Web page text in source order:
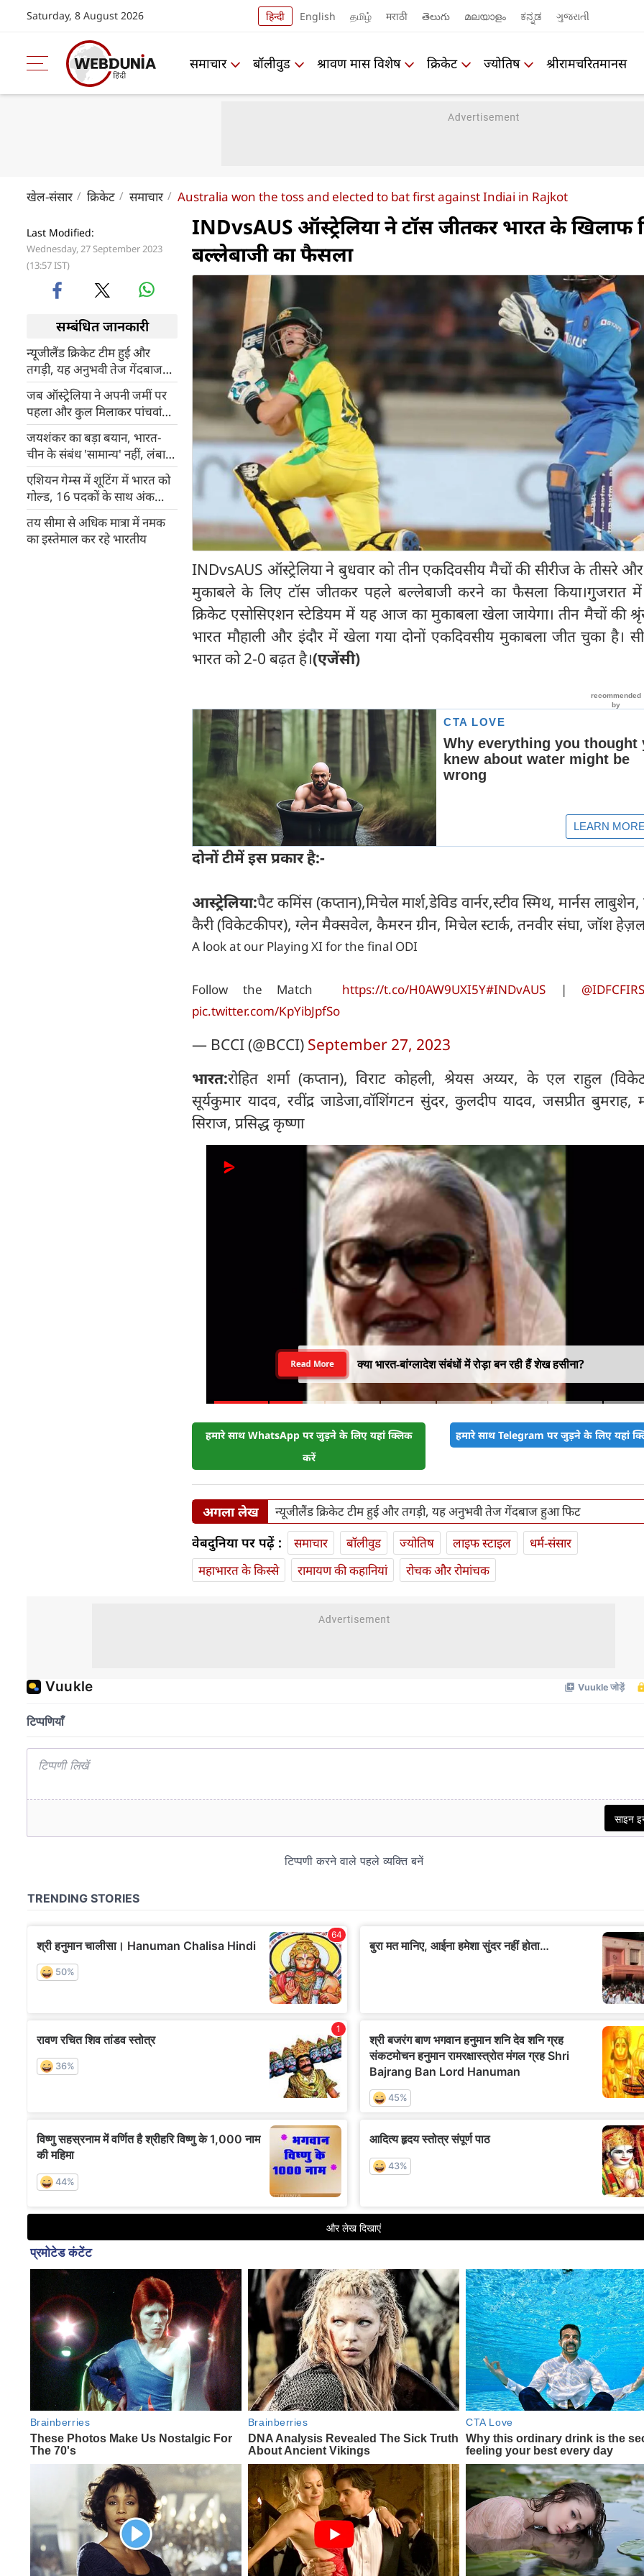
Saturday, 8 August 2026 हिन्दी English தமிழ் मराठी తెలుగు മലയാളം ಕನ್ನಡ ગુજરાતી
समाचार बॉलीवुड श्रावण मास विशेष क्रिकेट ज्योतिष श्रीरामचरितमानस
खेल-संसार क्रिकेट समाचार Australia won the toss and elected to bat first against Indiai in Rajkot
Last Modified:
Wednesday, 27 September 2023
(13:57 IST)
सम्बंधित जानकारी
न्यूजीलैंड क्रिकेट टीम हुई और
तगड़ी, यह अनुभवी तेज गेंदबाज
हुआ फिट
जब ऑस्ट्रेलिया ने अपनी जमीं पर
पहला और कुल मिलाकर पांचवां
विश्व कप जीता, माइकल क्लार्क थे
कप्तान
जयशंकर का बड़ा बयान, भारत-
चीन के संबंध 'सामान्य' नहीं, लंबा
खिंचेगा विवाद
एशियन गेम्स में शूटिंग में भारत को
गोल्ड, 16 पदकों के साथ अंक
तालिका में छठे नंबर पर
तय सीमा से अधिक मात्रा में नमक
का इस्तेमाल कर रहे भारतीय
INDvsAUS ऑस्ट्रेलिया ने टॉस जीतकर भारत के खिलाफ
बल्लेबाजी का फैसला
INDvsAUS ऑस्ट्रेलिया ने बुधवार को तीन एकदिवसीय मैचों की सीरीज के तीसरे
मुकाबले के लिए टॉस जीतकर पहले बल्लेबाजी करने का फैसला किया।गुजरात में
क्रिकेट एसोसिएशन स्टेडियम में यह आज का मुकाबला खेला जायेगा। तीन मैचों की
भारत मौहाली और इंदौर में खेला गया दोनों एकदिवसीय मुकाबला जीत चुका है।
भारत को 2-0 बढ़त है।(एजेंसी)
दोनों टीमें इस प्रकार है:-
आस्ट्रेलिया:पैट कमिंस (कप्तान),मिचेल मार्श,डेविड वार्नर,स्टीव स्मिथ, मार्नस
कैरी (विकेटकीपर), ग्लेन मैक्सवेल, कैमरन ग्रीन, मिचेल स्टार्क, तनवीर संघा, जॉश
A look at our Playing XI for the final ODI
Follow the Match https://t.co/H0AW9UXI5Y#INDvAUS |
pic.twitter.com/KpYibJpfSo
— BCCI (@BCCI) September 27, 2023
भारत:रोहित शर्मा (कप्तान), विराट कोहली, श्रेयस अय्यर, के एल राहुल
सूर्यकुमार यादव, रवींद्र जाडेजा,वॉशिंगटन सुंदर, कुलदीप यादव, जसप्रीत बुमराह,
सिराज, प्रसिद्ध कृष्णा
क्या भारत-बांग्लादेश संबंधों में रोड़ा बन रही हैं शेख हसीना?
Read More
हमारे साथ WhatsApp पर जुड़ने के लिए यहां क्लिक
करें
हमारे साथ Telegram पर जुड़ने के लिए यहां
अगला लेख न्यूजीलैंड क्रिकेट टीम हुई और तगड़ी, यह अनुभवी तेज गेंदबाज हुआ फिट
वेबदुनिया पर पढ़ें : समाचार बॉलीवुड ज्योतिष लाइफ स्‍टाइल
धर्म-संसार
महाभारत के किस्से
रामायण की कहानियां रोचक और रोमांचक